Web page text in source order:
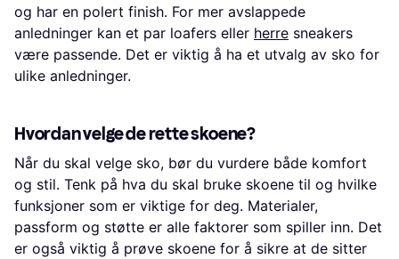
og har en polert finish. For mer avslappede
anledninger kan et par loafers eller herre sneakers
være passende. Det er viktig å ha et utvalg av sko for
ulike anledninger.
Hvordan velge de rette skoene?
Når du skal velge sko, bør du vurdere både komfort
og stil. Tenk på hva du skal bruke skoene til og hvilke
funksjoner som er viktige for deg. Materialer,
passform og støtte er alle faktorer som spiller inn. Det
er også viktig å prøve skoene for å sikre at de sitter